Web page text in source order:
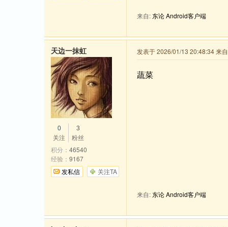
来自:东论 Android客户端
发表于 2026/01/13 20:48:34 来
蔬菜
来自:东论 Android客户端
天边一抹虹
0
关注
3
粉丝
积分： 46540
经验： 9167
发私信
关注TA